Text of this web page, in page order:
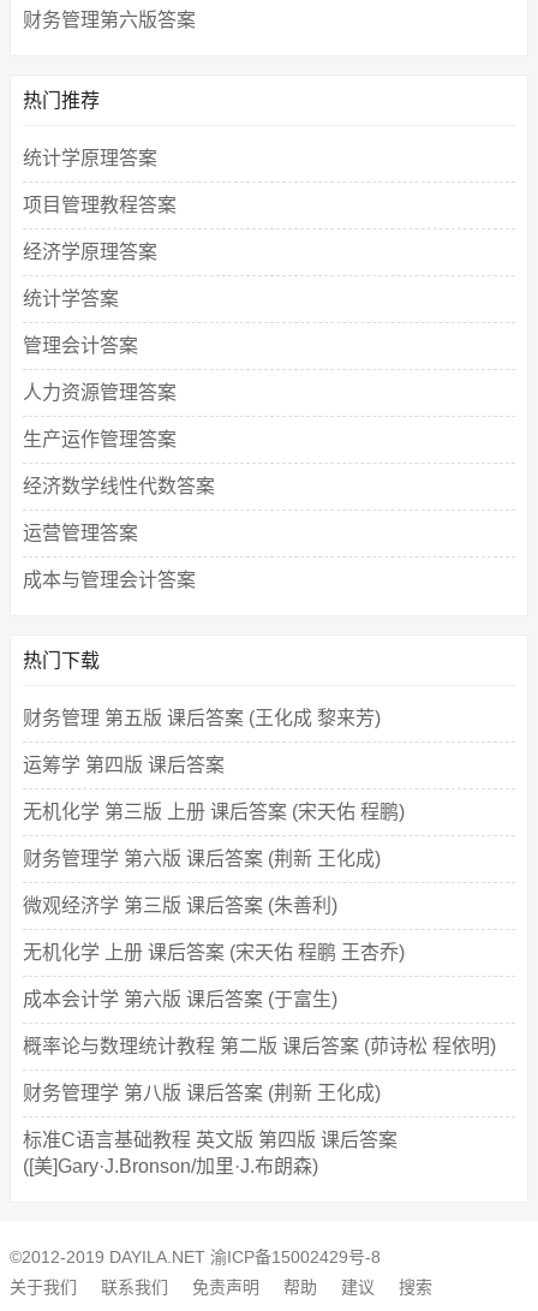
财务管理第六版答案
热门推荐
统计学原理答案
项目管理教程答案
经济学原理答案
统计学答案
管理会计答案
人力资源管理答案
生产运作管理答案
经济数学线性代数答案
运营管理答案
成本与管理会计答案
热门下载
财务管理 第五版 课后答案 (王化成 黎来芳)
运筹学 第四版 课后答案
无机化学 第三版 上册 课后答案 (宋天佑 程鹏)
财务管理学 第六版 课后答案 (荆新 王化成)
微观经济学 第三版 课后答案 (朱善利)
无机化学 上册 课后答案 (宋天佑 程鹏 王杏乔)
成本会计学 第六版 课后答案 (于富生)
概率论与数理统计教程 第二版 课后答案 (茆诗松 程依明)
财务管理学 第八版 课后答案 (荆新 王化成)
标准C语言基础教程 英文版 第四版 课后答案
([美]Gary·J.Bronson/加里·J.布朗森)
©2012-2019 DAYILA.NET 渝ICP备15002429号-8
关于我们
联系我们 免责声明 帮助 建议 搜索